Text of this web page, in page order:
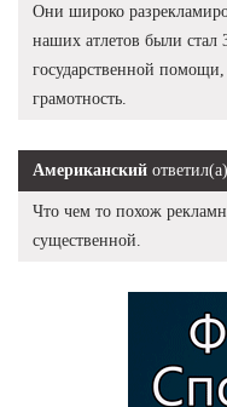
Они широко
наших атлетов были стал
государственной
грамотность.
Американский ответил(а)
Что чем то похож
существенной.